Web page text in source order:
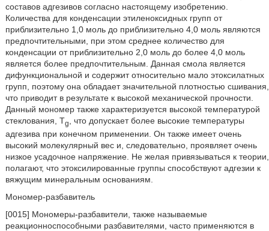
составов адгезивов согласно настоящему изобретению.
Количества для конденсации этиленоксидных групп от
приблизительно 1,0 моль до приблизительно 4,0 моль являются
предпочтительными, при этом среднее количество для
конденсации от приблизительно 2,0 моль до более 4,0 моль
является более предпочтительным. Данная смола является
дифункциональной и содержит относительно мало этоксилатных
групп, поэтому она обладает значительной плотностью сшивания,
что приводит в результате к высокой механической прочности.
Данный мономер также характеризуется высокой температурой
стеклования, Tg
, что допускает более высокие температуры
адгезива при конечном применении. Он также имеет очень
высокий молекулярный вес и, следовательно, проявляет очень
низкое усадочное напряжение. Не желая привязываться к теории,
полагают, что этоксилированные группы способствуют адгезии к
вяжущим минеральным основаниям.
Мономер-разбавитель
[0015] Мономеры-разбавители, также называемые
реакционноспособными разбавителями, часто применяются в